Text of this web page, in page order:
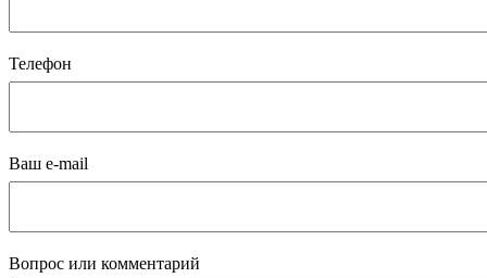
Телефон
Ваш e-mail
Вопрос или комментарий